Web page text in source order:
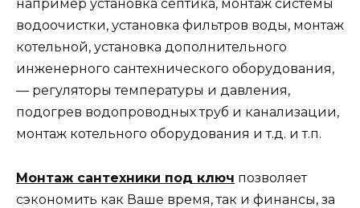
например установка септика, монтаж системы
водоочистки, установка фильтров воды, монтаж
котельной, установка дополнительного
инженерного сантехнического оборудования,
— регуляторы температуры и давления,
подогрев водопроводных труб и канализации,
монтаж котельного оборудования и т.д. и т.п.
Монтаж сантехники под ключ позволяет
сэкономить как Ваше время, так и финансы, за